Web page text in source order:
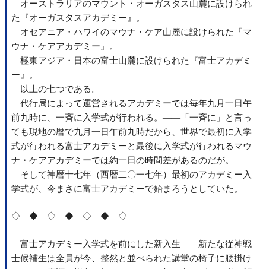
オーストラリアのマウント・オーガスタス山麓に設けられ
た『オーガスタスアカデミー』。
オセアニア・ハワイのマウナ・ケア山麓に設けられた『マ
ウナ・ケアアカデミー』。
極東アジア・日本の富士山麓に設けられた『富士アカデミ
ー』。
以上の七つである。
代行局によって運営されるアカデミーでは毎年九月一日午
前九時に、一斉に入学式が行われる。――「一斉に」と言っ
ても現地の暦で九月一日午前九時だから、世界で最初に入学
式が行われる富士アカデミーと最後に入学式が行われるマウ
ナ・ケアアカデミーでは約一日の時間差があるのだが。
そして神暦十七年（西暦二〇一七年）最初のアカデミー入
学式が、今まさに富士アカデミーで始まろうとしていた。
◇ ◆ ◇ ◆ ◇ ◆ ◇
富士アカデミー入学式を前にした新入生――新たな従神戦
士候補生は全員が今、整然と並べられた講堂の椅子に腰掛け